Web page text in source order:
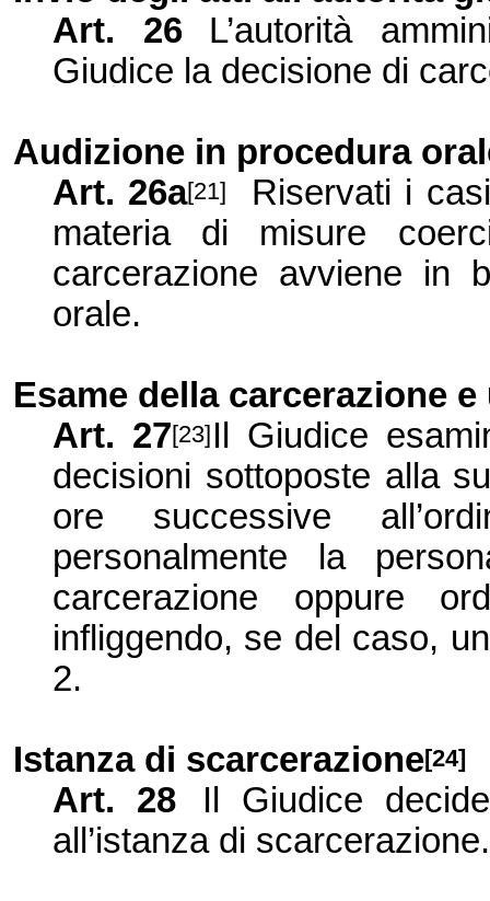
Art. 26
L’autorità
Giudice la decisione di
Audizione in procedura
Art. 26a[21]
Riservati i
materia di misure
carcerazione avviene in
orale.
Esame della carcerazione e
Art. 27[23] Il Giudice
decisioni sottoposte alla
ore successive
personalmente la
carcerazione oppure
infliggendo, se del caso,
2.
Istanza di scarcerazione[24]
Art. 28
Il Giudice
all’istanza di scarcerazione.